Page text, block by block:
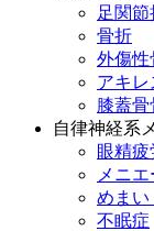
足関節
骨折
外傷性
アキ
膝蓋骨
自律神経系
眼精疲
メニ
めまい
不眠症